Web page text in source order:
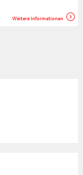
Weitere Informationen